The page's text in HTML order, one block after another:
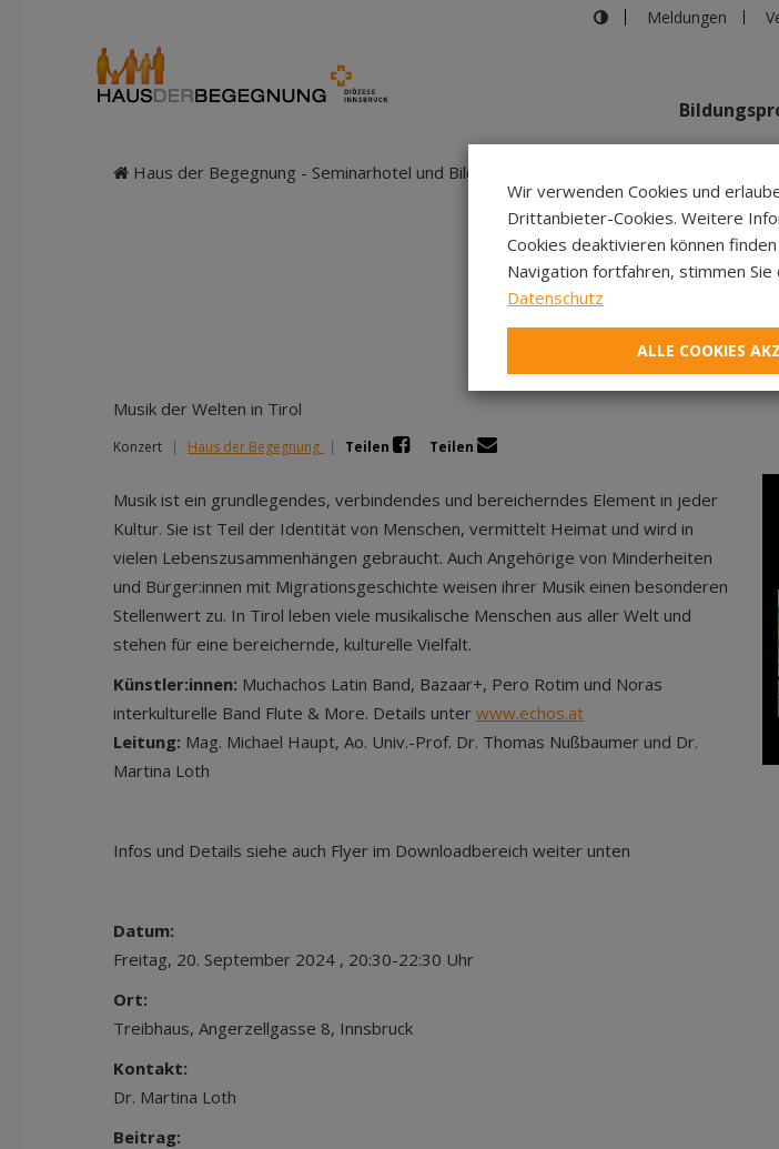
Meldungen
Haus der Begegnung - Seminarhotel und Bildungshaus in Innsbruck
Echos der
Musik der Welten in Tirol
Konzert | Haus der Begegnung | Teilen Teilen
Musik ist ein grundlegendes, verbindendes und bereicherndes Element in jeder
Kultur. Sie ist Teil der Identität von Menschen, vermittelt Heimat und wird in
vielen Lebenszusammenhängen gebraucht. Auch Angehörige von Minderheiten
und Bürger:innen mit Migrationsgeschichte weisen ihrer Musik einen besonderen
Stellenwert zu. In Tirol leben viele musikalische Menschen aus aller Welt und
stehen für eine bereichernde, kulturelle Vielfalt.
Künstler:innen: Muchachos Latin Band, Bazaar+, Pero Rotim und Noras
interkulturelle Band Flute & More. Details unter www.echos.at
Leitung: Mag. Michael Haupt, Ao. Univ.-Prof. Dr. Thomas Nußbaumer und Dr.
Martina Loth
Infos und Details siehe auch Flyer im Downloadbereich weiter unten
Datum:
Freitag, 20. September 2024 , 20:30-22:30 Uhr
Ort:
Treibhaus, Angerzellgasse 8, Innsbruck
Kontakt:
Dr. Martina Loth
Beitrag:
Wir verwenden Cookies und
Drittanbieter-Cookies. Weitere
Cookies deaktivieren können finden
Navigation fortfahren, stimmen Sie
Datenschutz
ALLE COOKIES